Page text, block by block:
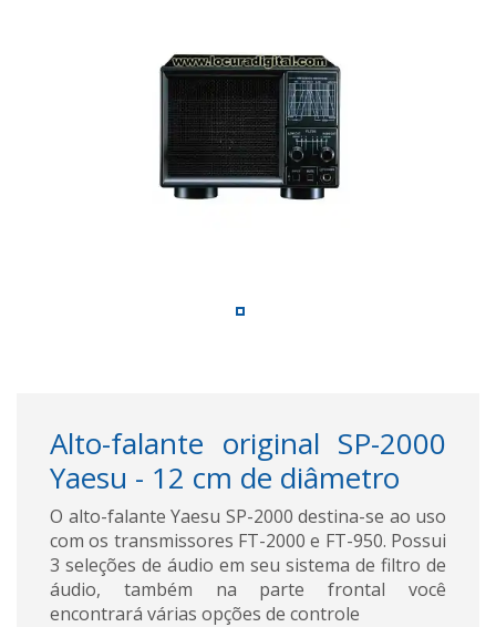
Alto-falante original SP-2000
Yaesu - 12 cm de diâmetro
O alto-falante Yaesu SP-2000 destina-se ao uso
com os transmissores FT-2000 e FT-950. Possui
3 seleções de áudio em seu sistema de filtro de
áudio, também na parte frontal você
encontrará várias opções de controle